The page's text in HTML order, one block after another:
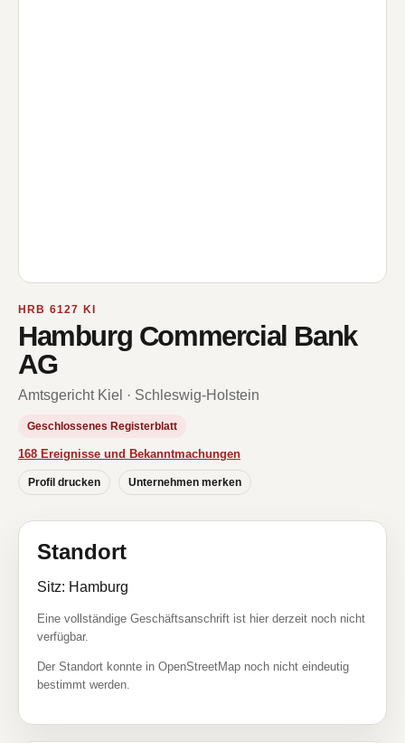
HRB 6127 KI
Hamburg Commercial Bank
AG
Amtsgericht Kiel · Schleswig-Holstein
Geschlossenes Registerblatt
168 Ereignisse und Bekanntmachungen
Profil drucken Unternehmen merken
Standort
Sitz: Hamburg
Eine vollständige Geschäftsanschrift ist hier derzeit noch nicht
verfügbar.
Der Standort konnte in OpenStreetMap noch nicht eindeutig
bestimmt werden.